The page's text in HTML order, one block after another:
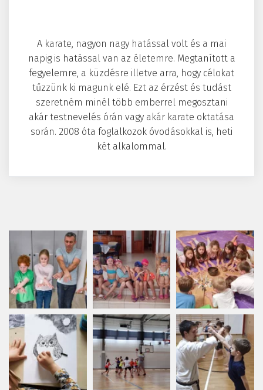
A karate, nagyon nagy hatással volt és a mai
napig is hatással van az életemre. Megtanított a
fegyelemre, a küzdésre illetve arra, hogy célokat
tűzzünk ki magunk elé. Ezt az érzést és tudást
szeretném minél több emberrel megosztani
akár testnevelés órán vagy akár karate oktatása
során. 2008 óta foglalkozok óvodásokkal is, heti
két alkalommal.